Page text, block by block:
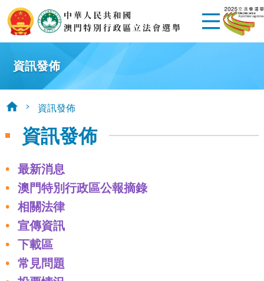
資訊發佈
資訊發佈
資訊發佈
最新消息
澳門特別行政區公報摘錄
相關法律
宣傳資訊
下載區
常見問題